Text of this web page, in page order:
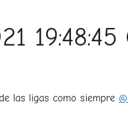
19:48:45
las ligas como siempre